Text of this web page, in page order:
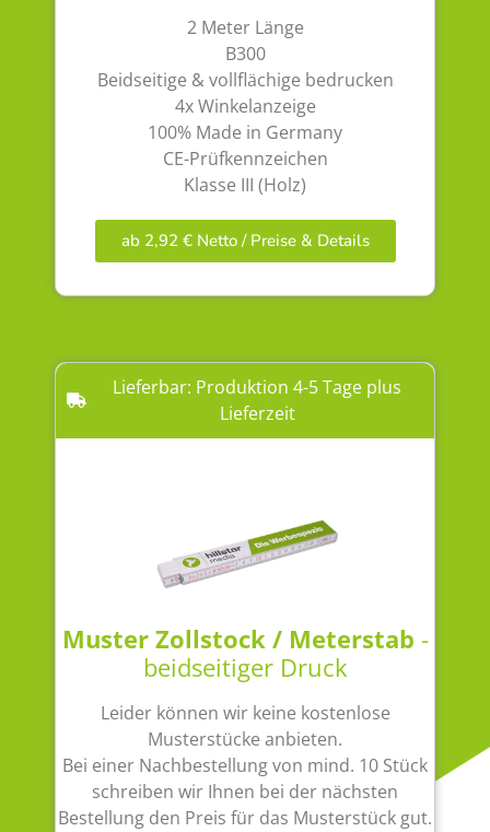
2 Meter Länge
B300
Beidseitige & vollflächige bedrucken
4x Winkelanzeige
100% Made in Germany
CE-Prüfkennzeichen
Klasse III (Holz)
ab 2,92 € Netto / Preise & Details
Lieferbar: Produktion 4-5 Tage plus
Lieferzeit
Muster Zollstock / Meterstab -
beidseitiger Druck
Leider können wir keine kostenlose
Musterstücke anbieten.
Bei einer Nachbestellung von mind. 10 Stück
schreiben wir Ihnen bei der nächsten
Bestellung den Preis für das Musterstück gut.